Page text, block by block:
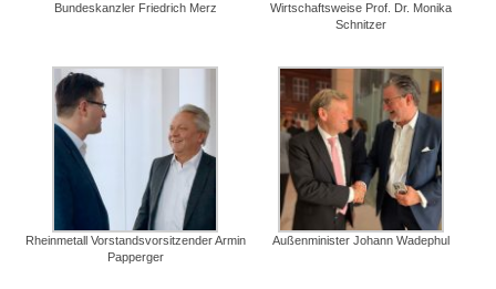
Bundeskanzler Friedrich Merz
Wirtschaftsweise Prof. Dr. Monika
Schnitzer
Rheinmetall Vorstandsvorsitzender Armin
Papperger
Außenminister Johann Wadephul